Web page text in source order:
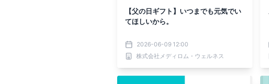
【父の日ギフト】いつまでも元気でい
てほしいから。
2026-06-09 12:00
株式会社メディロム・ウェルネス